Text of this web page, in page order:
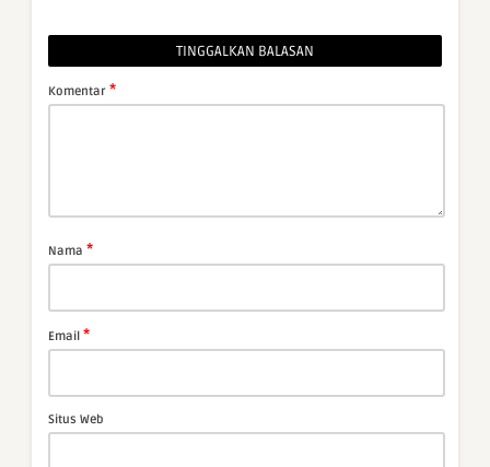
TINGGALKAN BALASAN
Komentar *
Nama *
Email *
Situs Web